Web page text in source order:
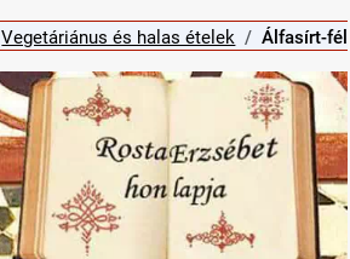
Vegetáriánus és halas ételek Álfasírt-